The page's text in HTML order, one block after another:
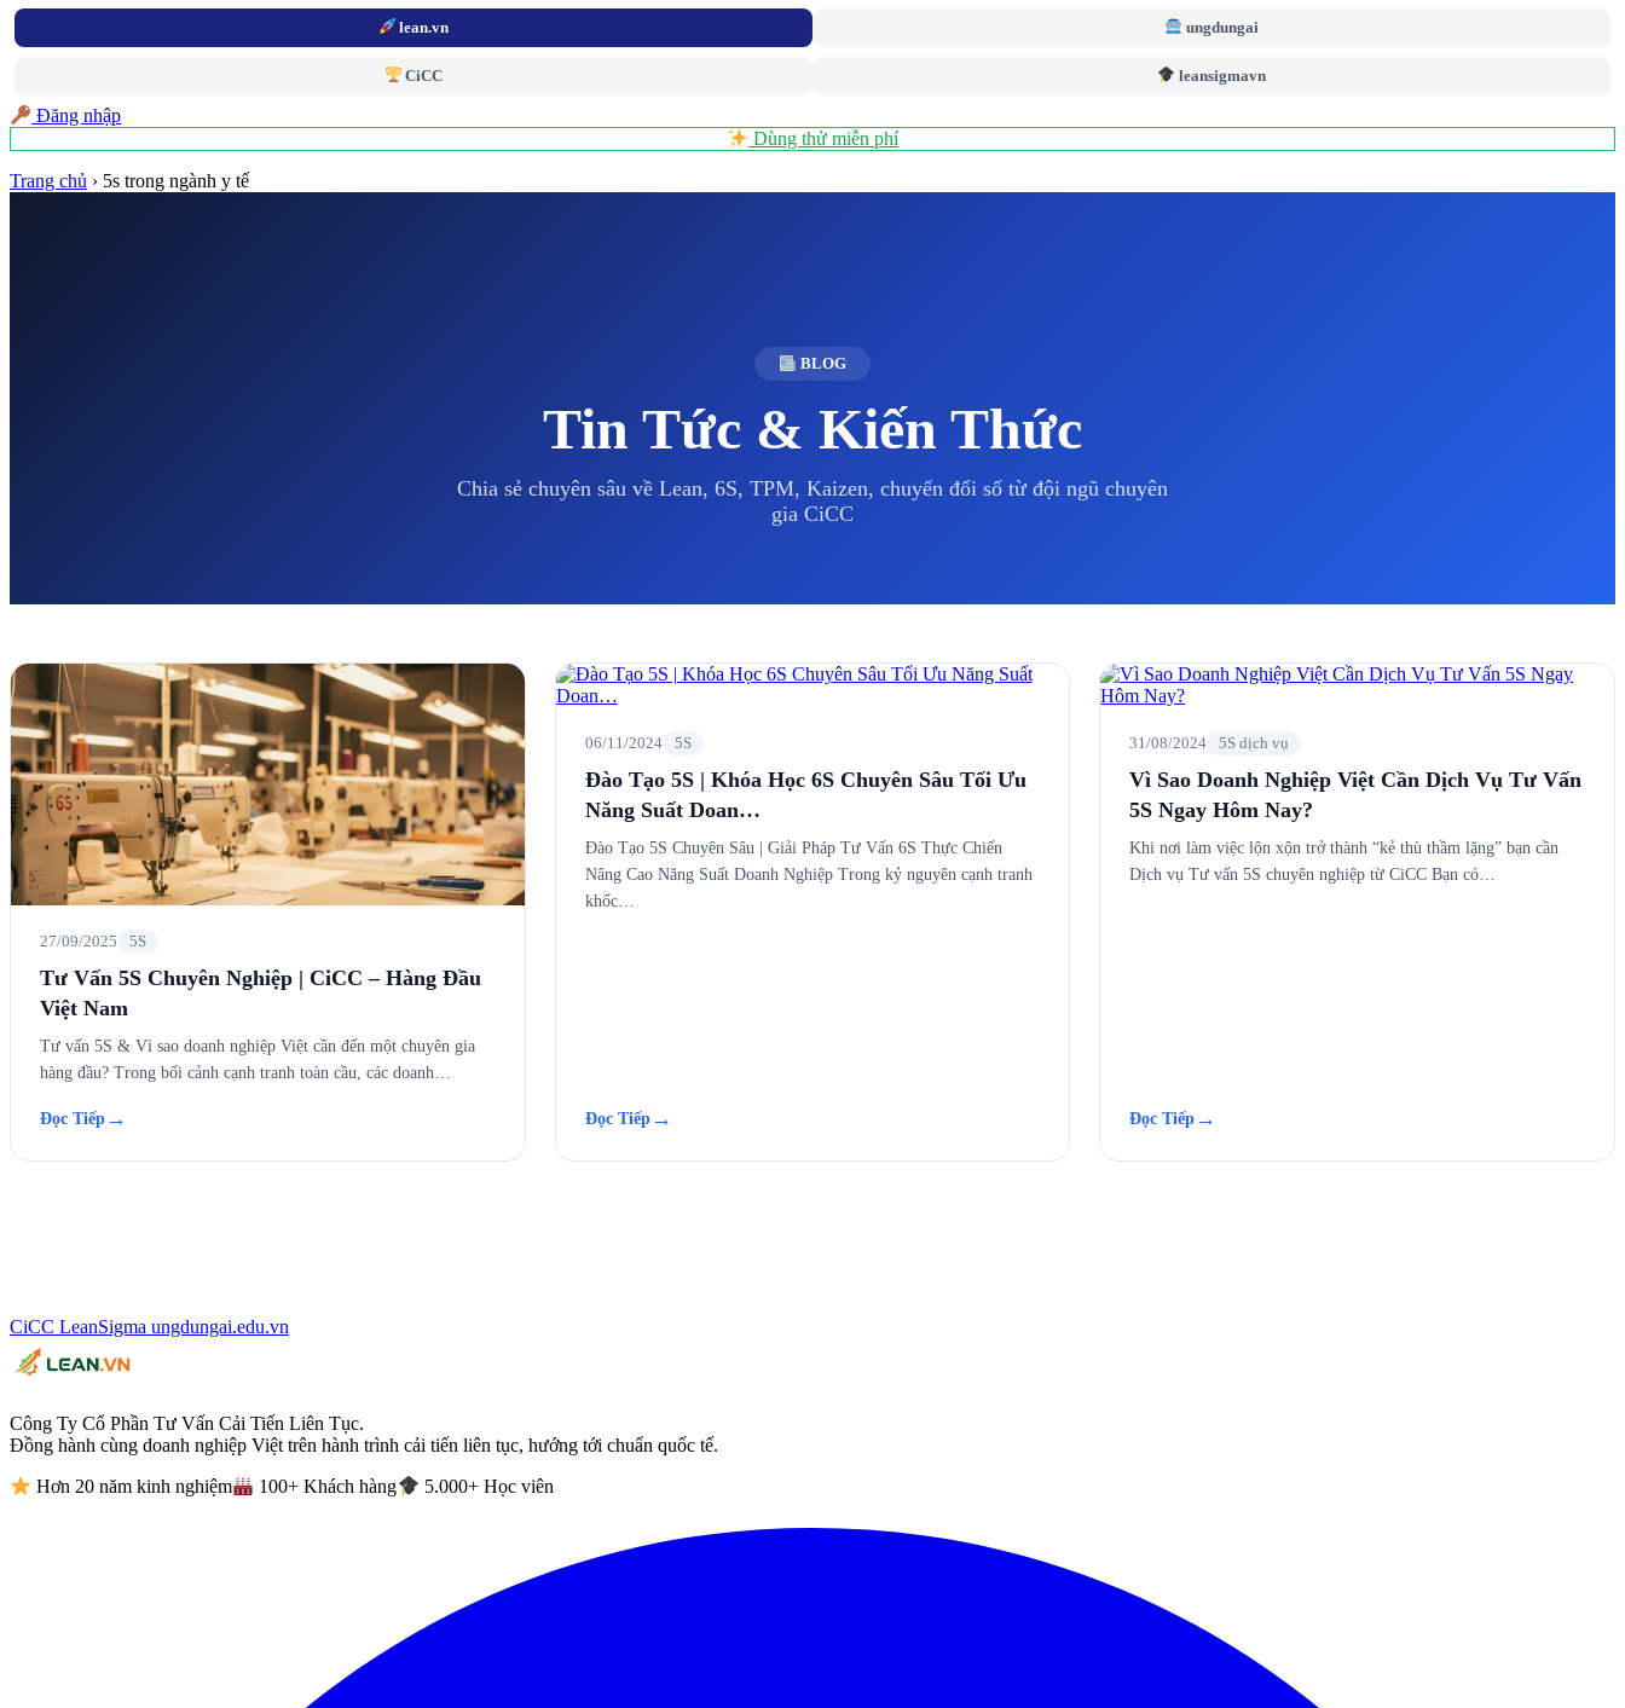
lean.vn ungdungai
CiCC leansigmavn
Đăng nhập
Dùng thử miễn phí
Trang chủ › 5s trong ngành y tế
BLOG
Tin Tức & Kiến Thức
Chia sẻ chuyên sâu về Lean, 6S, TPM, Kaizen, chuyển đổi số từ đội ngũ chuyên
gia CiCC
27/09/2025 5S
Tư Vấn 5S Chuyên Nghiệp | CiCC – Hàng Đầu
Việt Nam
Tư vấn 5S & Vì sao doanh nghiệp Việt cần đến một chuyên gia
hàng đầu? Trong bối cảnh cạnh tranh toàn cầu, các doanh…
Đọc Tiếp →
06/11/2024 5S
Đào Tạo 5S | Khóa Học 6S Chuyên Sâu Tối Ưu
Năng Suất Doan…
Đào Tạo 5S Chuyên Sâu | Giải Pháp Tư Vấn 6S Thực Chiến
Nâng Cao Năng Suất Doanh Nghiệp Trong kỷ nguyên cạnh tranh
khốc…
Đọc Tiếp→
31/08/2024 5S dịch vụ
Vì Sao Doanh Nghiệp Việt Cần Dịch Vụ Tư Vấn
5S Ngay Hôm Nay?
Khi nơi làm việc lộn xộn trở thành “kẻ thù thầm lặng” bạn cần
Dịch vụ Tư vấn 5S chuyên nghiệp từ CiCC Bạn có…
Đọc Tiếp →
CiCC LeanSigma ungdungai.edu.vn
Công Ty Cổ Phần Tư Vấn Cải Tiến Liên Tục.
Đồng hành cùng doanh nghiệp Việt trên hành trình cải tiến liên tục, hướng tới chuẩn quốc tế.
Hơn 20 năm kinh nghiệm 100+ Khách hàng 5.000+ Học viên